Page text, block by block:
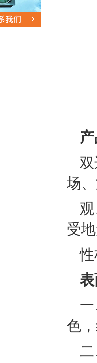
场
受
色